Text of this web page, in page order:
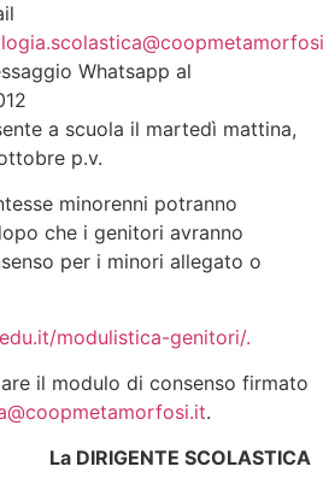
Whatsapp al
a scuola il martedì mattina,
p.v.
minorenni potranno
che i genitori avranno
per i minori allegato o
modulistica-genitori/.
il modulo di consenso firmato
.
La DIRIGENTE SCOLASTICA